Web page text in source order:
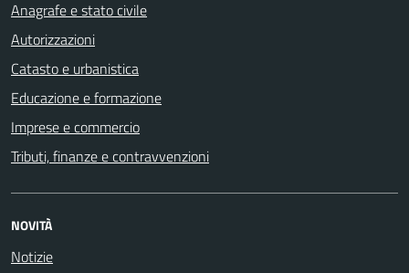
Anagrafe e stato civile
Autorizzazioni
Catasto e urbanistica
Educazione e formazione
Imprese e commercio
Tributi, finanze e contravvenzioni
NOVITÀ
Notizie